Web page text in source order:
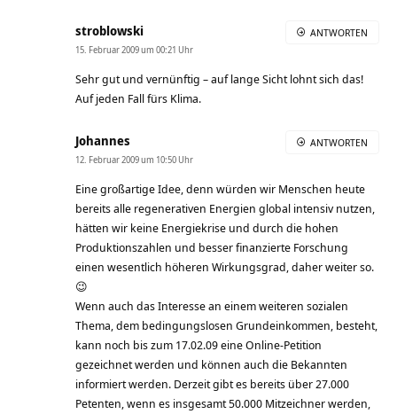
stroblowski
15. Februar 2009 um 00:21 Uhr
Sehr gut und vernünftig – auf lange Sicht lohnt sich das!
Auf jeden Fall fürs Klima.
ANTWORTEN
Johannes
12. Februar 2009 um 10:50 Uhr
Eine großartige Idee, denn würden wir Menschen heute
bereits alle regenerativen Energien global intensiv nutzen,
hätten wir keine Energiekrise und durch die hohen
Produktionszahlen und besser finanzierte Forschung
einen wesentlich höheren Wirkungsgrad, daher weiter so.
😉
Wenn auch das Interesse an einem weiteren sozialen
Thema, dem bedingungslosen Grundeinkommen, besteht,
kann noch bis zum 17.02.09 eine Online-Petition
gezeichnet werden und können auch die Bekannten
informiert werden. Derzeit gibt es bereits über 27.000
Petenten, wenn es insgesamt 50.000 Mitzeichner werden,
ANTWORTEN